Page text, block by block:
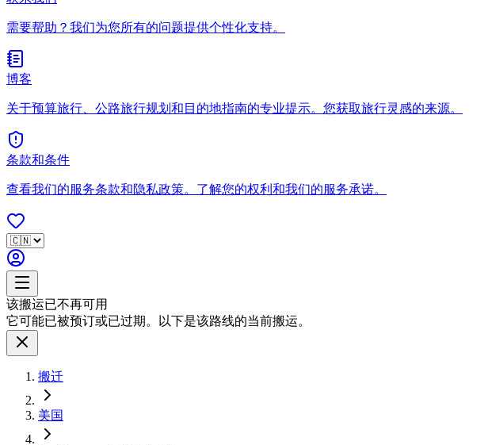
需要帮助？我们为您所有的问题提供个性化支持。
博客
关于预算旅行、公路旅行规划和目的地指南的专业提示。您获取旅行灵感的来源。
条款和条件
查看我们的服务条款和隐私政策。了解您的权利和我们的服务承诺。
该搬运已不再可用
它可能已被预订或已过期。以下是该路线的当前搬运。
搬迁
美国